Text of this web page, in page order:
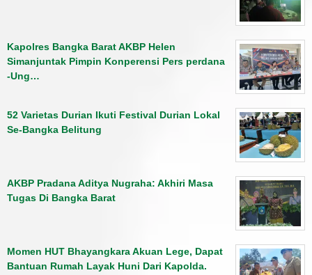
Kapolres Bangka Barat AKBP Helen
Simanjuntak Pimpin Konperensi Pers perdana
-Ung…
52 Varietas Durian Ikuti Festival Durian Lokal
Se-Bangka Belitung
AKBP Pradana Aditya Nugraha: Akhiri Masa
Tugas Di Bangka Barat
Momen HUT Bhayangkara Akuan Lege, Dapat
Bantuan Rumah Layak Huni Dari Kapolda.